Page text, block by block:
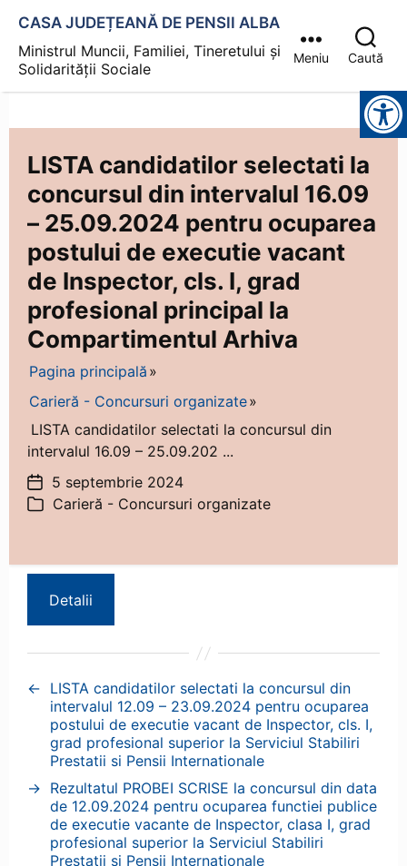
CASA JUDEȚEANĂ DE PENSII ALBA
Ministrul Muncii, Familiei, Tineretului și
Solidarității Sociale
Meniu Caută
Instrumente pentru accesibilitate
LISTA candidatilor selectati la
concursul din intervalul 16.09
– 25.09.2024 pentru ocuparea
postului de executie vacant
de Inspector, cls. I, grad
profesional principal la
Compartimentul Arhiva
Pagina principală
Carieră - Concursuri organizate
LISTA candidatilor selectati la concursul din
intervalul 16.09 – 25.09.202 ...
Dată
articol
5 septembrie 2024
Categorii
Carieră - Concursuri organizate
Detalii
← LISTA candidatilor selectati la concursul din
intervalul 12.09 – 23.09.2024 pentru ocuparea
postului de executie vacant de Inspector, cls. I,
grad profesional superior la Serviciul Stabiliri
Prestatii si Pensii Internationale
→ Rezultatul PROBEI SCRISE la concursul din data
de 12.09.2024 pentru ocuparea functiei publice
de executie vacante de Inspector, clasa I, grad
profesional superior la Serviciul Stabiliri
Prestatii si Pensii Internationale